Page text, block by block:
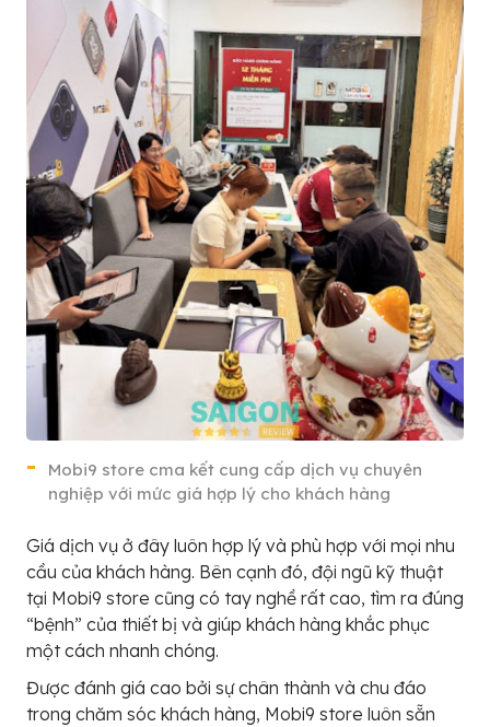
Mobi9 store cma kết cung cấp dịch vụ chuyên
nghiệp với mức giá hợp lý cho khách hàng
Giá dịch vụ ở đây luôn hợp lý và phù hợp với mọi nhu
cầu của khách hàng. Bên cạnh đó, đội ngũ kỹ thuật
tại Mobi9 store cũng có tay nghề rất cao, tìm ra đúng
“bệnh” của thiết bị và giúp khách hàng khắc phục
một cách nhanh chóng.
Được đánh giá cao bởi sự chân thành và chu đáo
trong chăm sóc khách hàng, Mobi9 store luôn sẵn